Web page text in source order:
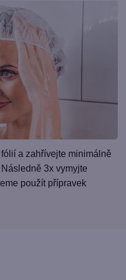
a zahřívejte minimálně
3x vymyjte
použít přípravek